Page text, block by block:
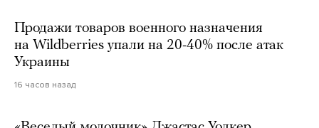
Продажи товаров военного назначения
на Wildberries упали на 20-40% после атак
Украины
16 часов назад